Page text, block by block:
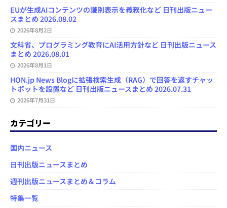
EUが生成AIコンテンツの識別表示を義務化など 日刊出版ニュー
スまとめ 2026.08.02
2026年8月2日
文科省、プログラミング教育にAI活用方針など 日刊出版ニュース
まとめ 2026.08.01
2026年8月1日
HON.jp News Blogに拡張検索生成（RAG）で回答を返すチャッ
トボットを設置など 日刊出版ニュースまとめ 2026.07.31
2026年7月31日
カテゴリー
国内ニュース
日刊出版ニュースまとめ
週刊出版ニュースまとめ＆コラム
特集一覧